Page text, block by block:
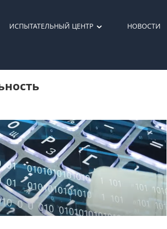
ИСПЫТАТЕЛЬНЫЙ ЦЕНТР НОВОСТИ